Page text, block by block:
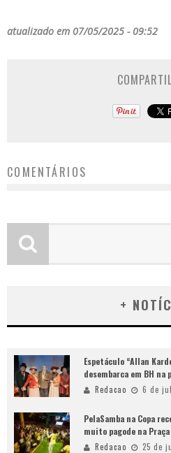
atualizado em 07/05/2025 - 09:52
COMENTÁRIOS
+
Espetáculo “Allan
desembarca em BH na
Redacao 6 de
PelaSamba na Copa
muito pagode na Praça
Redacao 25 de